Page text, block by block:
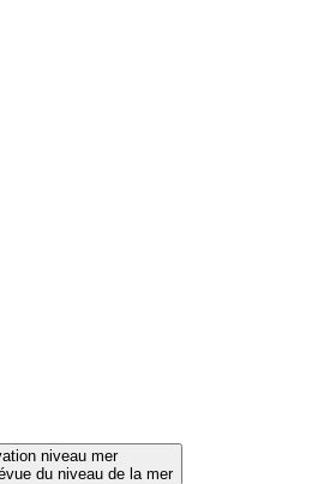
niveau mer
du niveau de la mer